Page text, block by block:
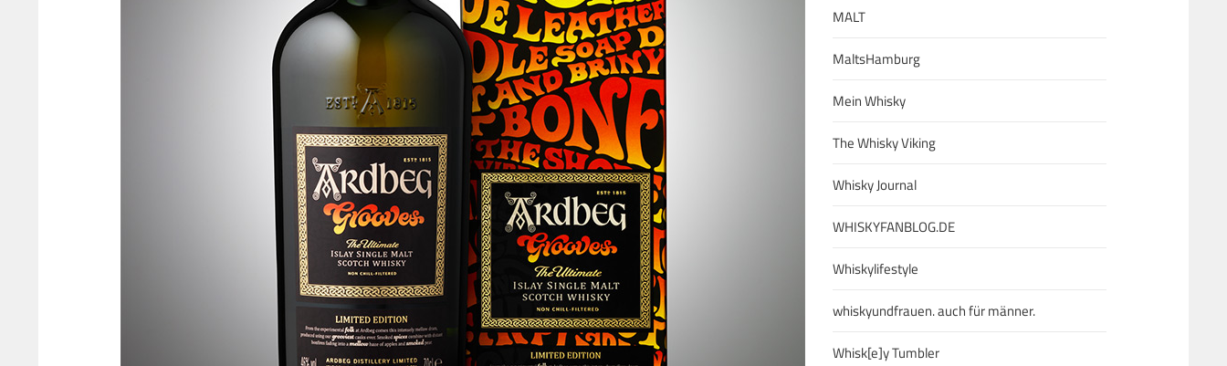
MALT
MaltsHamburg
Mein Whisky
The Whisky Viking
Whisky Journal
WHISKYFANBLOG.DE
Whiskylifestyle
whiskyundfrauen. auch für männer.
Whisk[e]y Tumbler